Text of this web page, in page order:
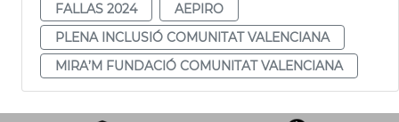
FALLAS 2024
AEPIRO
PLENA INCLUSIÓ COMUNITAT VALENCIANA
MIRA’M FUNDACIÓ COMUNITAT VALENCIANA